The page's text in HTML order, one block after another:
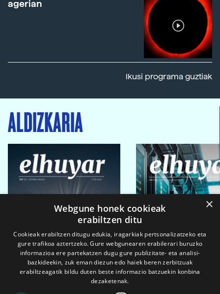
agerian
Ikusi programa guztiak
ALDIZKARIA
×
Webgune honek cookieak
erabiltzen ditu
Cookieak erabiltzen ditugu edukia, iragarkiak pertsonalizatzeko eta
gure trafikoa aztertzeko. Gure webgunearen erabilerari buruzko
informazioa ere partekatzen dugu gure publizitate- eta analisi-
bazkideekin, zuk eman diezun edo haiek beren zerbitzuak
erabiltzeagatik bildu duten beste informazio batzuekin konbina
dezaketenak.